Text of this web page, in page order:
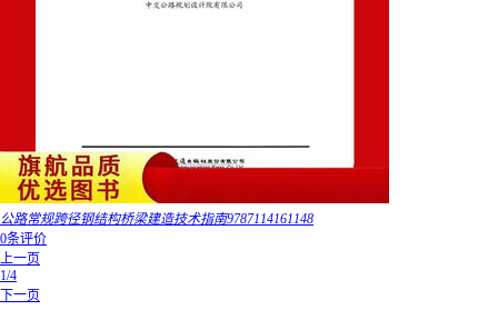
公路常规跨径钢结构桥梁建造技术指南9787114161148
0条评价
上一页
1/4
下一页